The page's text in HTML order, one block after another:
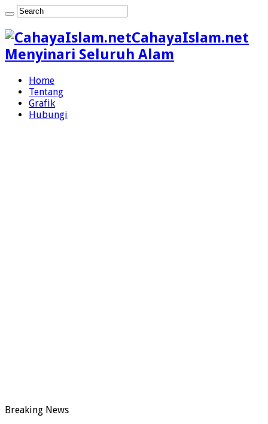
CahayaIslam.net
Menyinari Seluruh Alam
Home
Tentang
Grafik
Hubungi
Breaking News